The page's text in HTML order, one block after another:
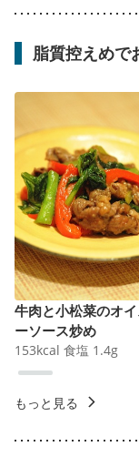
脂質控えめで
牛肉と小松菜のオ
ーソース炒め
153kcal 食塩 1.4g
もっと見る